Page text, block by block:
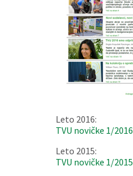
Leto 2016:
TVU novičke 1/2016
Leto 2015:
TVU novičke 1/2015